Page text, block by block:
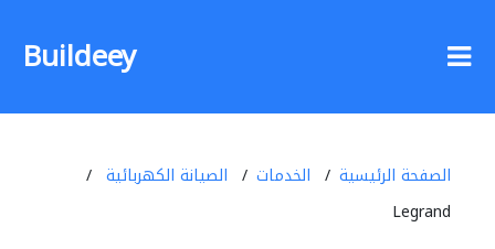
Buildeey
الصفحة الرئيسية الخدمات
الصيانة الكهربائية
Legrand